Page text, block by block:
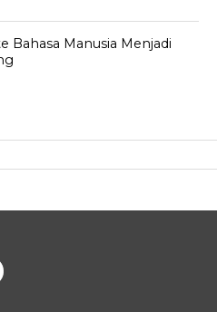
Bahasa Manusia Menjadi